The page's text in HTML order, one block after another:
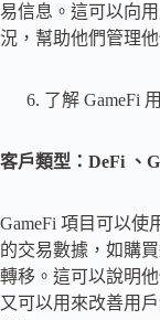
易信息。這可以向
況，幫助他們管理
了解 GameFi
客戶類型：DeFi 、
GameFi 項目可以使
的交易數據，如購
轉移。這可以說明
又可以用來改善用